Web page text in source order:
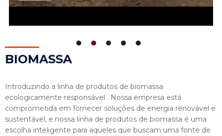
BIOMASSA
Introduzindo a linha de produtos de biomassa
ecologicamente responsável . Nossa empresa está
comprometida em fornecer soluções de energia renovável e
sustentável, e nossa linha de produtos de biomassa é uma
escolha inteligente para aqueles que buscam uma fonte de